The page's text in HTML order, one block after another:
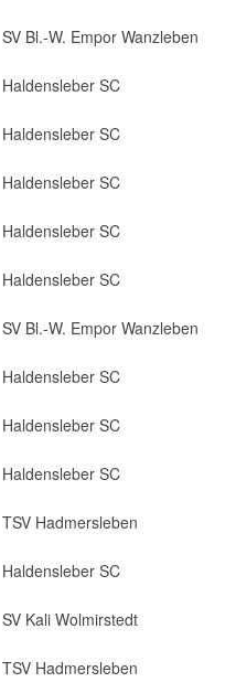
SV Bl.-W. Empor Wanzleben
Haldensleber SC
Haldensleber SC
Haldensleber SC
Haldensleber SC
Haldensleber SC
SV Bl.-W. Empor Wanzleben
Haldensleber SC
Haldensleber SC
Haldensleber SC
TSV Hadmersleben
Haldensleber SC
SV Kali Wolmirstedt
TSV Hadmersleben